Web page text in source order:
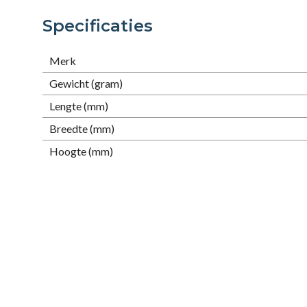
Specificaties
Merk
Gewicht (gram)
Lengte (mm)
Breedte (mm)
Hoogte (mm)